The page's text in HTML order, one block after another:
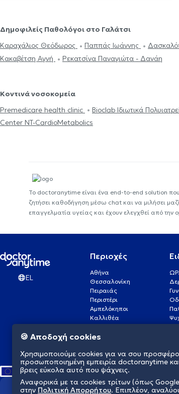
Δημοφιλείς Παθολόγοι στο Γαλάτσι
Καραχάλιος Θεόδωρος
Παππάς Ιωάννης
Κακαβέτση Αγνή
Ρεκατσίνα Παναγιώτα - Δανάη
Κοντινά νοσοκομεία
Premedicare health clinic
Bioclab Ιδιωτικά
Center NT-CardioMetabolics
Το doctoranytime είναι ένα end-to-end solution που
ζητήσει καθοδήγηση μέσω chat και να μιλήσει
επαγγελματία υγείας και έχουν ελεγχθεί από
EL
Περιοχές
Αθήνα
Θεσσαλονίκη
Πειραιάς
Περιστέρι
Αμπελόκηποι
Καλλιθέα
Γλυφάδα
Νέα Σμύρνη
🍪 Αποδοχή cookies
Χρησιμοποιούμε cookies για να σου
προσωποποιημένη εμπειρία doctoranytime
βρεις εύκολα αυτό που ψάχνεις.
Αναφορικά με τα cookies τρίτων (όπως
στην Πολιτική Απορρήτου. Επιπλέον,